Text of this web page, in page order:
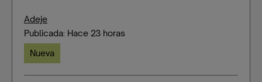
Adeje
Publicada: Hace 23 horas
Nueva